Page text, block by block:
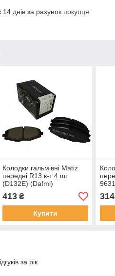
днів за рахунок покупця
Колодки гальмівні Matiz
передні R13 к-т 4 шт
(D132E) (Dafmi)
413₴
Купити
314
за рік